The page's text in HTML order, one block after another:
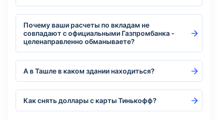
Почему ваши расчеты по вкладам не
совпадают с официальными Газпромбанка -
целенаправленно обманываете?
А в Ташле в каком здании находиться?
Как снять доллары с карты Тинькофф?